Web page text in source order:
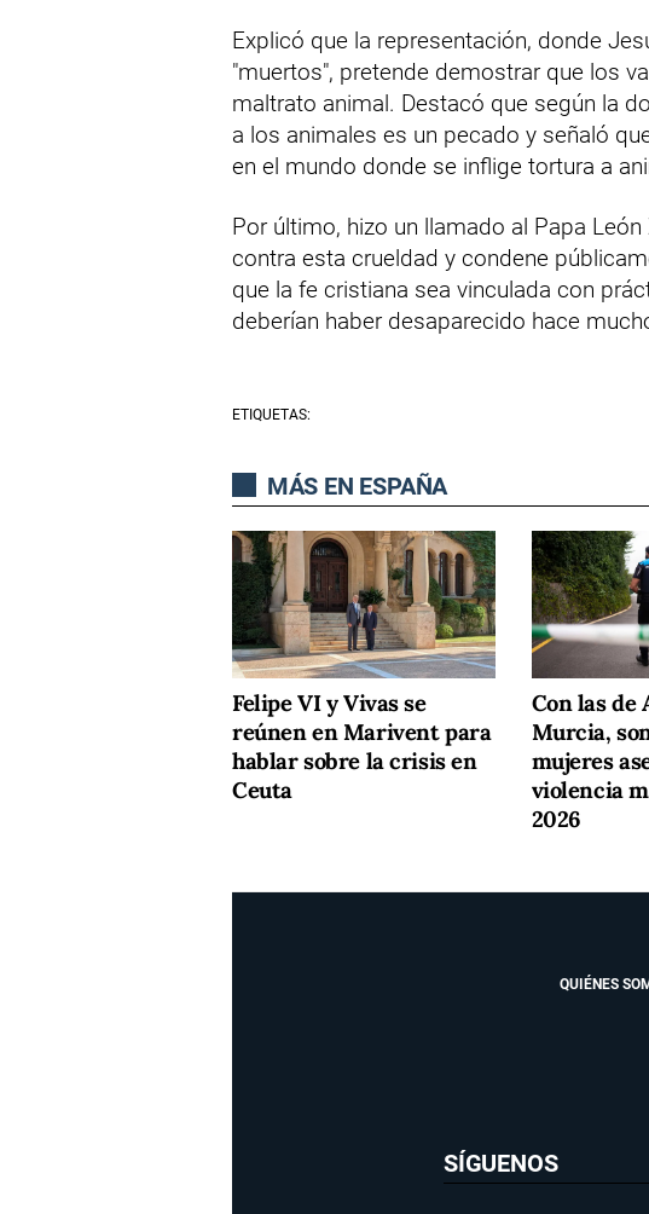
Explicó que la representación, donde
"muertos", pretende demostrar que los
maltrato animal. Destacó que según la
a los animales es un pecado y señaló
en el mundo donde se inflige tortura a
Por último, hizo un llamado al Papa
contra esta crueldad y condene
que la fe cristiana sea vinculada con
deberían haber desaparecido hace
ETIQUETAS:
MÁS EN ESPAÑA
Felipe VI y Vivas se
reúnen en Marivent para
hablar sobre la crisis en
Ceuta
Con las de
Murcia,
mujeres
violencia
2026
QUIÉNES
SÍGUENOS